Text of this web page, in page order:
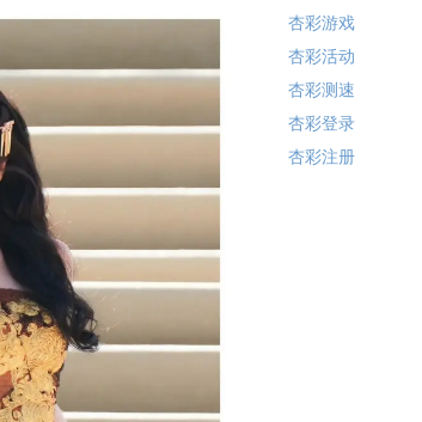
杏彩游戏
杏彩活动
杏彩测速
杏彩登录
杏彩注册